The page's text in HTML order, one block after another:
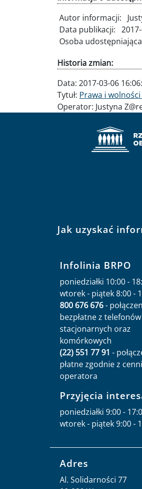
Autor informacji:
Data publikacji:
Osoba
Historia zmian:
Data: 2017-03-06
Tytuł: Prawa i
Operator: Justyna
Jak uzyskać
Infolinia BRPO
poniedziałki 10:00 -
wtorek - piątek 8:00 -
800 676 676-
bezpłatne z telefonów
stacjonarnych oraz
komórkowych
(22) 551 77 91 -
płatne zgodnie z
operatora
Przyjęcia
poniedziałki 9:00 -
wtorek - piątek 9:00 -
Adres
Al. Solidarności 77